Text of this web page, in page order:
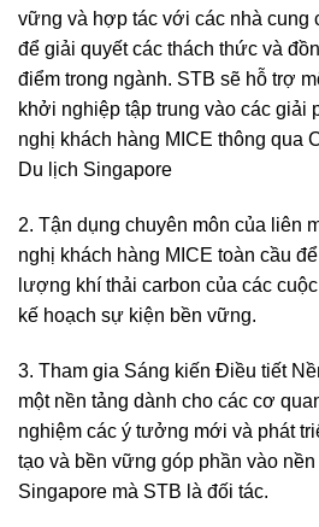
vững và hợp tác với các nhà cung
để giải quyết các thách thức và
điểm trong ngành. STB sẽ hỗ trợ
khởi nghiệp tập trung vào các giải
nghị khách hàng MICE thông qua
Du lịch Singapore
2. Tận dụng chuyên môn của liên
nghị khách hàng MICE toàn cầu
lượng khí thải carbon của các
kế hoạch sự kiện bền vững.
3. Tham gia Sáng kiến Điều tiết
một nền tảng dành cho các cơ
nghiệm các ý tưởng mới và phát
tạo và bền vững góp phần vào
Singapore mà STB là đối tác.